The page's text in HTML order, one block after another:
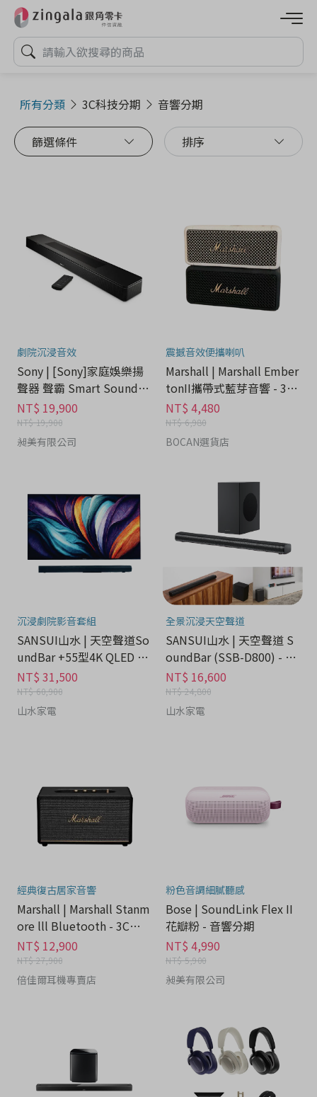
所有分類 3C科技分期 音響分期
篩選條件 排序
劇院沉浸音效
Sony | [Sony]家庭娛樂揚
聲器 聲霸 Smart Soundba
r - 3C科技分期
NT$ 19,900
NT$ 19,900
昶美有限公司
震撼音效便攜喇叭
Marshall | Marshall Ember
tonII攜帶式藍芽音響 - 3C
科技分期
NT$ 4,480
NT$ 6,980
BOCAN選貨店
沉浸劇院影音套組
SANSUI山水 | 天空聲道So
undBar +55型4K QLED 量
子智慧電視 - 3C科技分期
NT$ 31,500
NT$ 60,900
山水家電
全景沉浸天空聲道
SANSUI山水 | 天空聲道 S
oundBar (SSB-D800) - 3C
科技分期
NT$ 16,600
NT$ 24,800
山水家電
經典復古居家音響
Marshall | Marshall Stanm
ore lll Bluetooth - 3C科
技分期
NT$ 12,900
NT$ 27,900
倍佳爾耳機專賣店
粉色音調細膩聽感
Bose | SoundLink Flex II
花瓣粉 - 音響分期
NT$ 4,990
NT$ 5,900
昶美有限公司